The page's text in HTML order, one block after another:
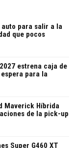
para salir a la
que pocos
estrena caja de
para la
Maverick Híbrida
de la pick-up
Super G460 XT